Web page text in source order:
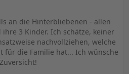
an die Hinterbliebenen - allen
3 Kinder. Ich schätze, keiner
nachvollziehen, welche
für die Familie hat... Ich wünsche